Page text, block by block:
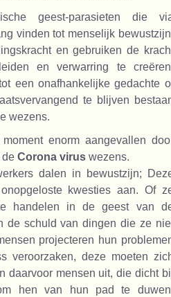
geest-parasieten die
vinden tot menselijk
en gebruiken de
en verwarring te
een onafhankelijke gedachte
te blijven
wezens.
enorm aangevallen
deCorona virus wezens.
dalen in bewustzijn;
kwesties aan. Of
handelen in de geest van
de schuld van dingen die ze
projecteren hun
deze moeten
daarvoor mensen uit, die dicht
hen van hun pad te